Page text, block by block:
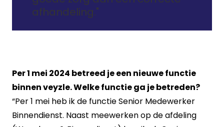
afhandeling."
Per 1 mei 2024 betreed je een nieuwe functie
binnen veyzle. Welke functie ga je betreden?
“Per 1 mei heb ik de functie Senior Medewerker
Binnendienst. Naast meewerken op de afdeling